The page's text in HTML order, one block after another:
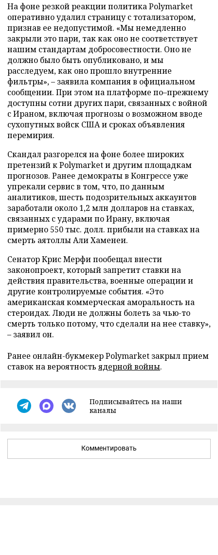
На фоне резкой реакции политика Polymarket
оперативно удалил страницу с тотализатором,
признав ее недопустимой. «Мы немедленно
закрыли это пари, так как оно не соответствует
нашим стандартам добросовестности. Оно не
должно было быть опубликовано, и мы
расследуем, как оно прошло внутренние
фильтры», – заявила компания в официальном
сообщении. При этом на платформе по–прежнему
доступны сотни других пари, связанных с войной
с Ираном, включая прогнозы о возможном вводе
сухопутных войск США и сроках объявления
перемирия.
Скандал разгорелся на фоне более широких
претензий к Polymarket и другим площадкам
прогнозов. Ранее демократы в Конгрессе уже
упрекали сервис в том, что, по данным
аналитиков, шесть подозрительных аккаунтов
заработали около 1,2 млн долларов на ставках,
связанных с ударами по Ирану, включая
примерно 550 тыс. долл. прибыли на ставках на
смерть аятоллы Али Хаменеи.
Сенатор Крис Мерфи пообещал внести
законопроект, который запретит ставки на
действия правительства, военные операции и
другие контролируемые события. «Это
американская коммерческая аморальность на
стероидах. Люди не должны болеть за чью-то
смерть только потому, что сделали на нее ставку»,
– заявил он.
Ранее онлайн-букмекер Polymarket закрыл прием
ставок на вероятность ядерной войны.
Подписывайтесь на наши
каналы
Комментировать